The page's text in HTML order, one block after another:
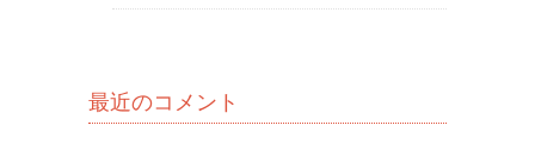
最近のコメント